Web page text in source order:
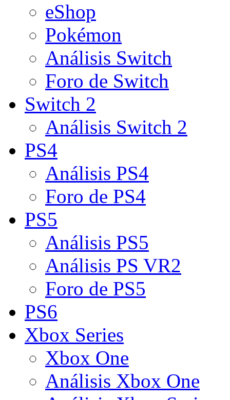
eShop
Pokémon
Análisis Switch
Foro de Switch
Switch 2
Análisis Switch 2
PS4
Análisis PS4
Foro de PS4
PS5
Análisis PS5
Análisis PS VR2
Foro de PS5
PS6
Xbox Series
Xbox One
Análisis Xbox One